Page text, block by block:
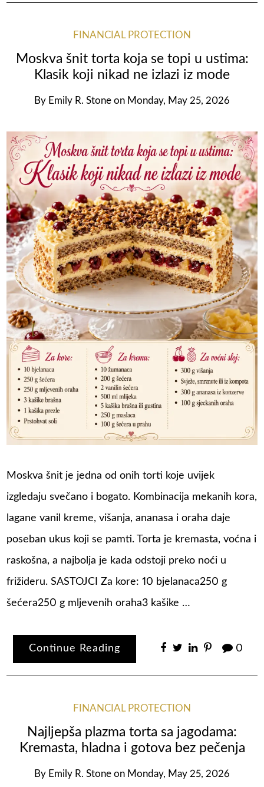
FINANCIAL PROTECTION
Moskva šnit torta koja se topi u ustima:
Klasik koji nikad ne izlazi iz mode
By Emily R. Stone on Monday, May 25, 2026
Moskva šnit je jedna od onih torti koje uvijek
izgledaju svečano i bogato. Kombinacija mekanih kora,
lagane vanil kreme, višanja, ananasa i oraha daje
poseban ukus koji se pamti. Torta je kremasta, voćna i
raskošna, a najbolja je kada odstoji preko noći u
frižideru. SASTOJCI Za kore: 10 bjelanaca250 g
šećera250 g mljevenih oraha3 kašike …
Continue Reading 0
FINANCIAL PROTECTION
Najljepša plazma torta sa jagodama:
Kremasta, hladna i gotova bez pečenja
By Emily R. Stone on Monday, May 25, 2026